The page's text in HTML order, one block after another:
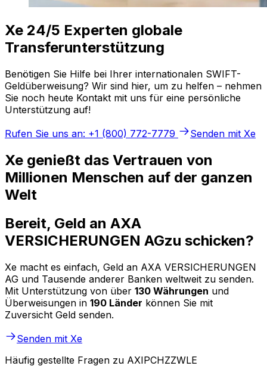
Xe 24/5 Experten globale
Transferunterstützung
Benötigen Sie Hilfe bei Ihrer internationalen SWIFT-
Geldüberweisung? Wir sind hier, um zu helfen – nehmen
Sie noch heute Kontakt mit uns für eine persönliche
Unterstützung auf!
Rufen Sie uns an: +1 (800) 772-7779
Senden mit Xe
Xe genießt das Vertrauen von
Millionen Menschen auf der ganzen
Welt
Bereit, Geld an AXA
VERSICHERUNGEN AGzu schicken?
Xe macht es einfach, Geld an AXA VERSICHERUNGEN
AG und Tausende anderer Banken weltweit zu senden.
Mit Unterstützung von über 130 Währungen und
Überweisungen in 190 Länder können Sie mit
Zuversicht Geld senden.
Senden mit Xe
Häufig gestellte Fragen zu AXIPCHZZWLE